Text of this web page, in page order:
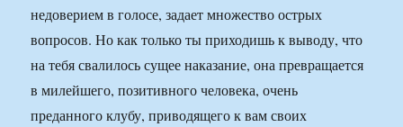
недоверием в голосе, задает множество острых
вопросов. Но как только ты приходишь к выводу, что
на тебя свалилось сущее наказание, она превращается
в милейшего, позитивного человека, очень
преданного клубу, приводящего к вам своих